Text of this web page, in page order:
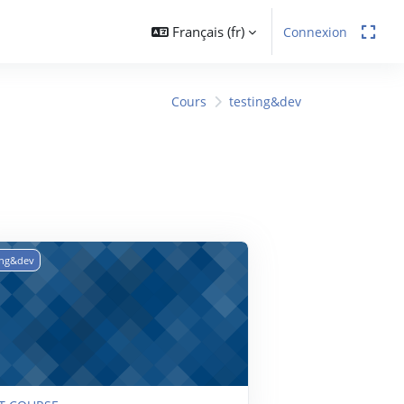
Français ‎(fr)‎ Connexion
Cours testing&dev